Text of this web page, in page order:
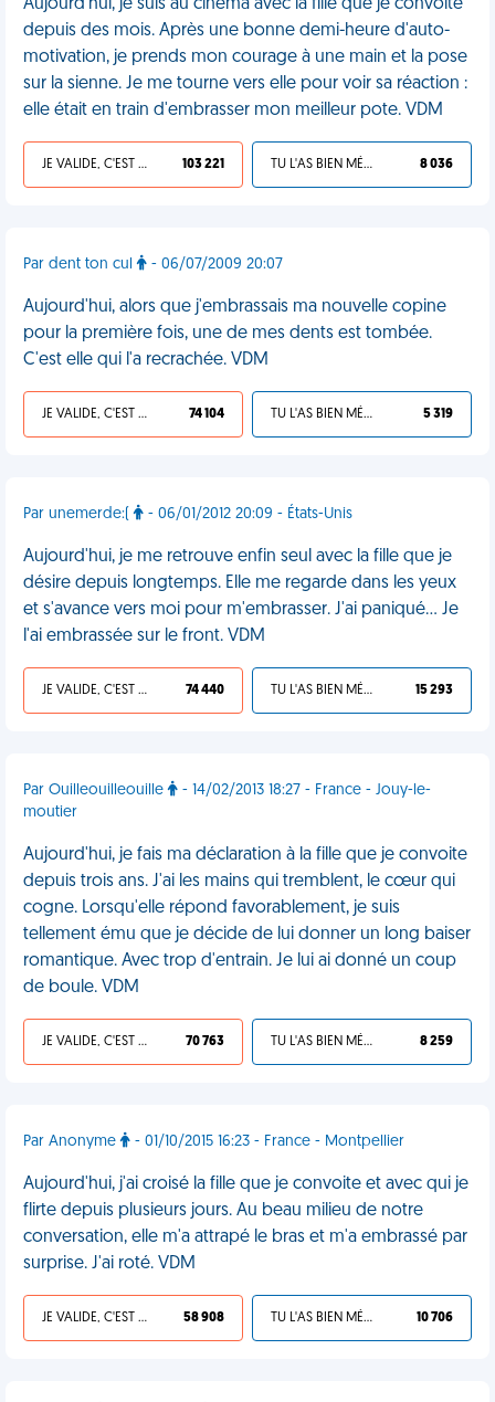
Aujourd'hui, je suis au cinéma avec la fille que je convoite
depuis des mois. Après une bonne demi-heure d'auto-
motivation, je prends mon courage à une main et la pose
sur la sienne. Je me tourne vers elle pour voir sa réaction :
elle était en train d'embrasser mon meilleur pote. VDM
JE VALIDE, C'EST UNE VDM 103 221 TU L'AS BIEN MÉRITÉ 8 036
Par dent ton cul - 06/07/2009 20:07
Aujourd'hui, alors que j'embrassais ma nouvelle copine
pour la première fois, une de mes dents est tombée.
C'est elle qui l'a recrachée. VDM
JE VALIDE, C'EST UNE VDM 74 104 TU L'AS BIEN MÉRITÉ 5 319
Par unemerde:( - 06/01/2012 20:09 - États-Unis
Aujourd'hui, je me retrouve enfin seul avec la fille que je
désire depuis longtemps. Elle me regarde dans les yeux
et s'avance vers moi pour m'embrasser. J'ai paniqué... Je
l'ai embrassée sur le front. VDM
JE VALIDE, C'EST UNE VDM 74 440 TU L'AS BIEN MÉRITÉ 15 293
Par Ouilleouilleouille
- 14/02/2013 18:27 - France - Jouy-le-
moutier
Aujourd'hui, je fais ma déclaration à la fille que je convoite
depuis trois ans. J'ai les mains qui tremblent, le cœur qui
cogne. Lorsqu'elle répond favorablement, je suis
tellement ému que je décide de lui donner un long baiser
romantique. Avec trop d'entrain. Je lui ai donné un coup
de boule. VDM
JE VALIDE, C'EST UNE VDM 70 763 TU L'AS BIEN MÉRITÉ 8 259
Par Anonyme - 01/10/2015 16:23 - France - Montpellier
Aujourd'hui, j'ai croisé la fille que je convoite et avec qui je
flirte depuis plusieurs jours. Au beau milieu de notre
conversation, elle m'a attrapé le bras et m'a embrassé par
surprise. J'ai roté. VDM
JE VALIDE, C'EST UNE VDM 58 908 TU L'AS BIEN MÉRITÉ 10 706